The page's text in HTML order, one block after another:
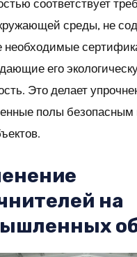
соответствует
среды, не
необходимые
его
Это делает
полы безопасным
на